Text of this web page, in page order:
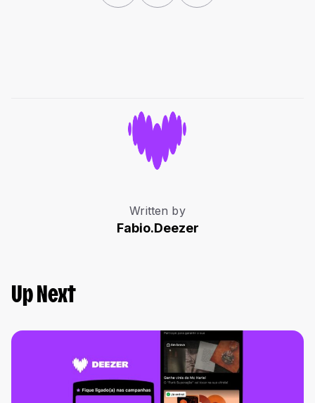
Written by
Fabio.Deezer
Up Next